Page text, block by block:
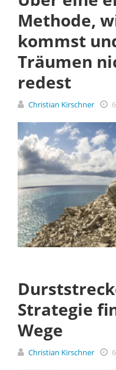
Methode,
kommst
Träumen
redest
Christian Kirschner
Strategie
Wege
Christian Kirschner